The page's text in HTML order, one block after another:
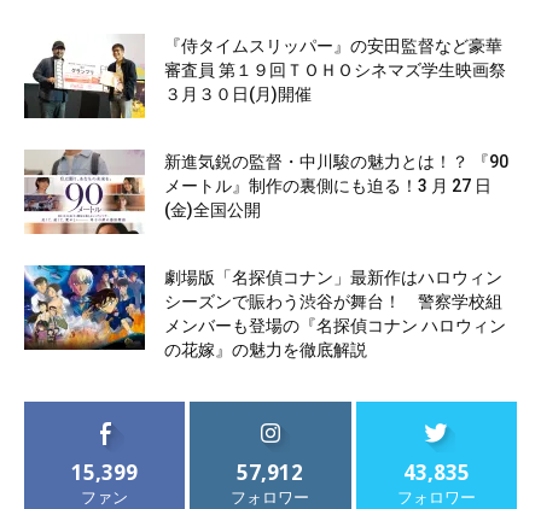
『侍タイムスリッパー』の安田監督など豪華
審査員 第１９回ＴＯＨＯシネマズ学生映画祭
３月３０日(月)開催
新進気鋭の監督・中川駿の魅力とは！？ 『90
メートル』制作の裏側にも迫る！3 月 27 日
(金)全国公開
劇場版「名探偵コナン」最新作はハロウィン
シーズンで賑わう渋谷が舞台！ 警察学校組
メンバーも登場の『名探偵コナン ハロウィン
の花嫁』の魅力を徹底解説
15,399
ファン
57,912
フォロワー
43,835
フォロワー